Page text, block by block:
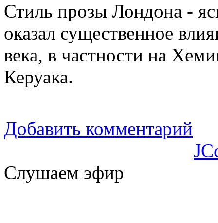
Стиль прозы Лондона -
оказал существенное
века, в частности на
Керуака.
Добавить комментарий
Слушаем эфир